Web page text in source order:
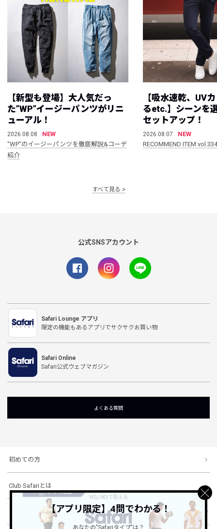
【新型も登場】大人気だっ
た”WP”イージーパンツがリニ
ューアル！
2026.08.08
NEW
“WP”のイージーパンツを徹底解説&コーデ
紹介
【吸水速乾、UV
るetc.】シーンを
セットアップ！
2026.08.07
NEW
RECOMMEND ITEM vol.334
すべて見る
公式SNSアカウント
Safari Lounge アプリ
限定の機能もあるアプリでサクサクお買い物
Safari Online
Safari公式ウェブマガジン
よくある質問
初めての方
Club Safariとは
ショッピングガイド【アプリ限定】4問でわかる！
あなたの"Safariタイプ"は？